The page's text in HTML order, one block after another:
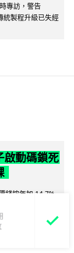
專訪，警告
統製程升級已失經
啟動碼鎖死
錢按年加 14.7%
動碼這項設計，